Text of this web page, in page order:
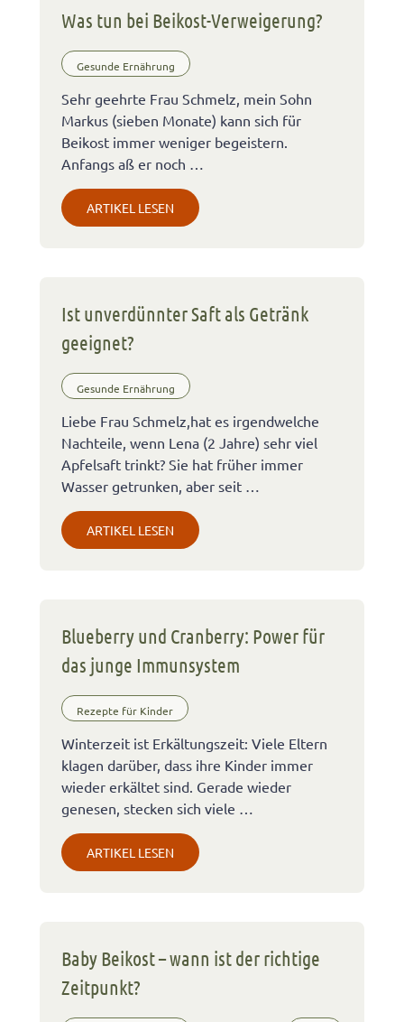
Was tun bei Beikost-Verweigerung?
Gesunde Ernährung
Sehr geehrte Frau Schmelz, mein Sohn
Markus (sieben Monate) kann sich für
Beikost immer weniger begeistern.
Anfangs aß er noch …
ARTIKEL LESEN
Ist unverdünnter Saft als Getränk
geeignet?
Gesunde Ernährung
Liebe Frau Schmelz,hat es irgendwelche
Nachteile, wenn Lena (2 Jahre) sehr viel
Apfelsaft trinkt? Sie hat früher immer
Wasser getrunken, aber seit …
ARTIKEL LESEN
Blueberry und Cranberry: Power für
das junge Immunsystem
Rezepte für Kinder
Winterzeit ist Erkältungszeit: Viele Eltern
klagen darüber, dass ihre Kinder immer
wieder erkältet sind. Gerade wieder
genesen, stecken sich viele …
ARTIKEL LESEN
Baby Beikost – wann ist der richtige
Zeitpunkt?